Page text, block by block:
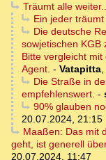
Träumt alle
Ein jeder träumt
Die deutsche
sowjetischen KGB
Bitte vergleicht
Agent. - Vatapitta,
Die Straße in
empfehlenswert. -
90% glauben
20.07.2024, 21:15
Maaßen: Das mit
geht, ist generell
20.07.2024, 11:47